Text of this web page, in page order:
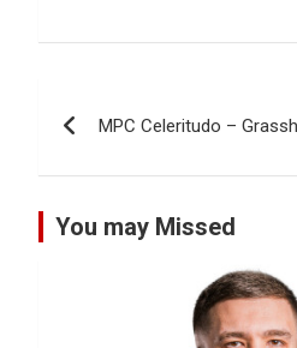
navigatie
MPC Celeritudo –
You may Missed